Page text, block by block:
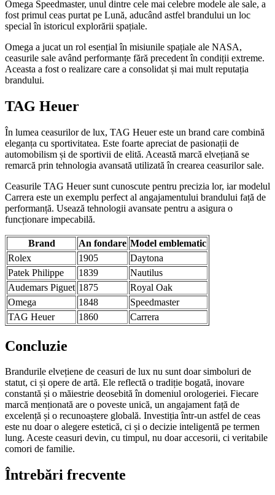
Omega Speedmaster, unul dintre cele mai celebre modele ale sale, a
fost primul ceas purtat pe Lună, aducând astfel brandului un loc
special în istoricul explorării spațiale.
Omega a jucat un rol esențial în misiunile spațiale ale NASA,
ceasurile sale având performanțe fără precedent în condiții extreme.
Aceasta a fost o realizare care a consolidat și mai mult reputația
brandului.
TAG Heuer
În lumea ceasurilor de lux, TAG Heuer este un brand care combină
eleganța cu sportivitatea. Este foarte apreciat de pasionații de
automobilism și de sportivii de elită. Această marcă elvețiană se
remarcă prin tehnologia avansată utilizată în crearea ceasurilor sale.
Ceasurile TAG Heuer sunt cunoscute pentru precizia lor, iar modelul
Carrera este un exemplu perfect al angajamentului brandului față de
performanță. Usează tehnologii avansate pentru a asigura o
funcționare impecabilă.
Brand An fondare Model emblematic
Rolex
1905
Daytona
Patek Philippe
1839
Nautilus
Audemars Piguet 1875
Royal Oak
Omega
1848
Speedmaster
TAG Heuer
1860 Carrera
Concluzie
Brandurile elvețiene de ceasuri de lux nu sunt doar simboluri de
statut, ci și opere de artă. Ele reflectă o tradiție bogată, inovare
constantă și o măiestrie deosebită în domeniul orologeriei. Fiecare
marcă menționată are o poveste unică, un angajament față de
excelență și o recunoaștere globală. Investiția într-un astfel de ceas
este nu doar o alegere estetică, ci și o decizie inteligentă pe termen
lung. Aceste ceasuri devin, cu timpul, nu doar accesorii, ci veritabile
comori de familie.
Întrebări frecvente